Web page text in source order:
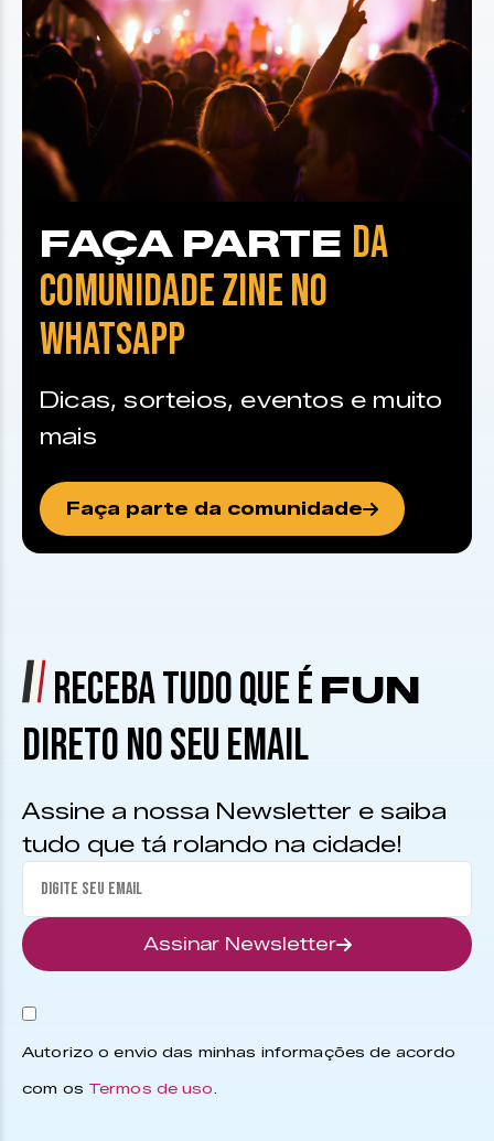
FAÇA PARTE DA
COMUNIDADE ZINE NO
WHATSAPP
Dicas, sorteios, eventos e muito
mais
Faça parte da comunidade
RECEBA TUDO QUE É FUN
DIRETO NO SEU EMAIL
Assine a nossa Newsletter e saiba
tudo que tá rolando na cidade!
Assinar Newsletter
Autorizo o envio das minhas informações de acordo
com os Termos de uso.